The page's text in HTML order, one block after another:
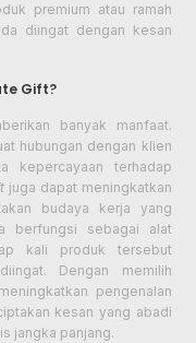
premium atau ramah
diingat dengan kesan
Gift?
banyak manfaat.
hubungan dengan klien
kepercayaan terhadap
juga dapat meningkatkan
budaya kerja yang
berfungsi sebagai alat
kali produk tersebut
Dengan memilih
pengenalan
kesan yang abadi
jangka panjang.